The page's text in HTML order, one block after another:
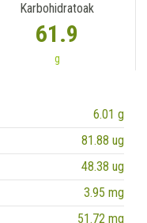
Karbohidratoak
61.9
g
6.01 g
81.88 ug
48.38 ug
3.95 mg
51.72 mg